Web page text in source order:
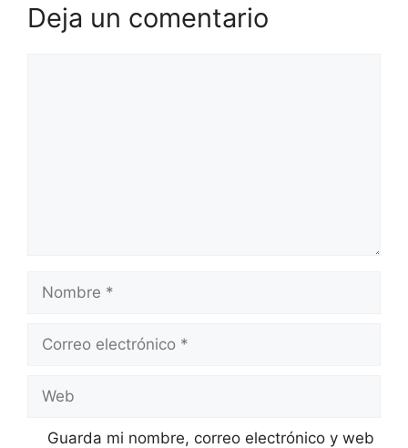
Deja un comentario
electrónico
Guarda mi nombre, correo electrónico y web